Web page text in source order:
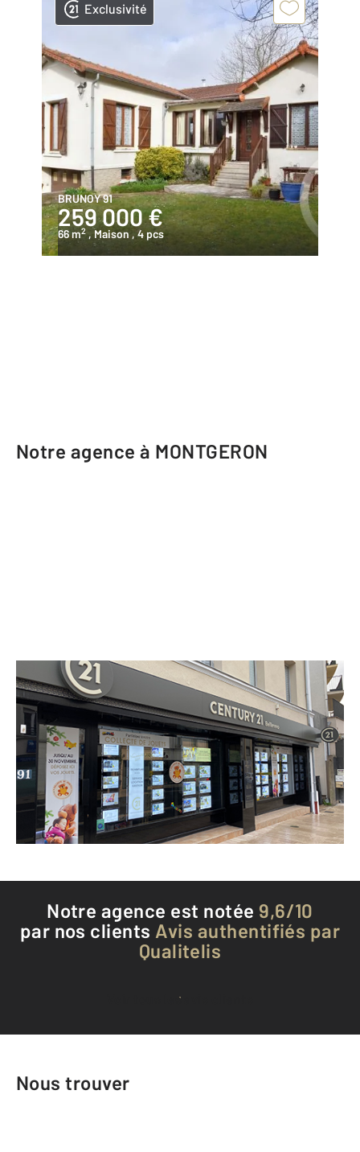
Exclusivité
BRUNOY 91
259 000 €
66 m2 , Maison , 4 pcs
Notre agence à MONTGERON
CENTURY 21 Bellimmo
91 avenue de la République
MONTGERON - 91230
Envoyer un message
Téléphoner à l'agence
Notre agence est notée 9,6/10
par nos clients Avis authentifiés par
Qualitelis
Voir tous les avis clients
Nous trouver